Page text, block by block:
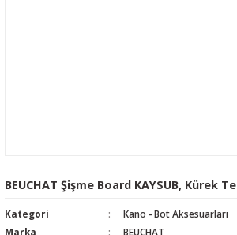
BEUCHAT Şişme Board KAYSUB, Kürek
Kategori
Kano - Bot Aksesuarları
Marka
BEUCHAT